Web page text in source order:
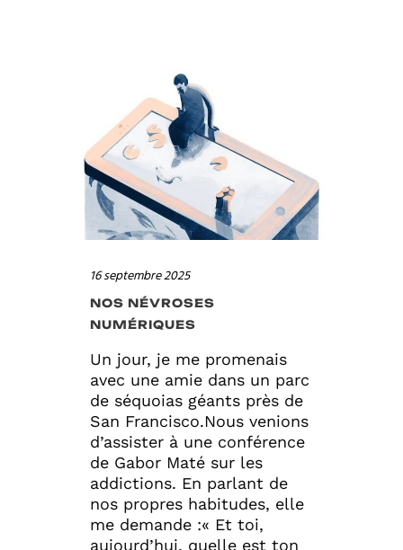
16 septembre 2025
NOS NÉVROSES
NUMÉRIQUES
Un jour, je me promenais
avec une amie dans un parc
de séquoias géants près de
San Francisco.Nous venions
d’assister à une conférence
de Gabor Maté sur les
addictions. En parlant de
nos propres habitudes, elle
me demande :« Et toi,
aujourd’hui, quelle est ton